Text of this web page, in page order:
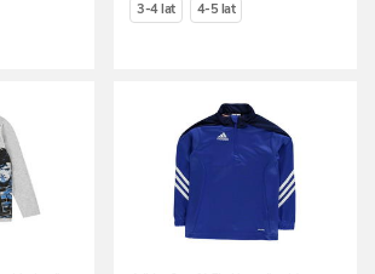
3-4 lat 4-5 lat